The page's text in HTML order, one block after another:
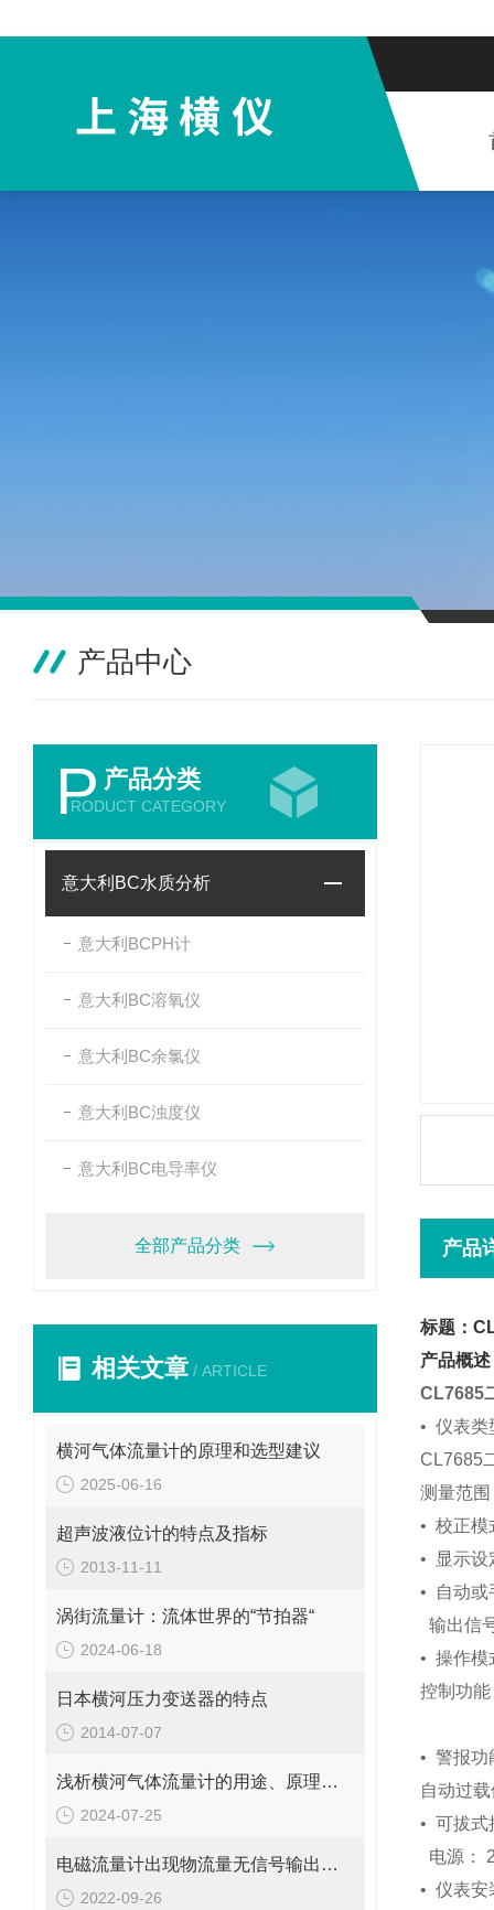
产品中心
P 产品分类
RODUCT CATEGORY
意大利BC水质分析
意大利BCPH计
意大利BC溶氧仪
意大利BC余氯仪
意大利BC浊度仪
意大利BC电导率仪
全部产品分类
相关文章 / ARTICLE
横河气体流量计的原理和选型建议
2025-06-16
超声波液位计的特点及指标
2013-11-11
涡街流量计：流体世界的“节拍器“
2024-06-18
日本横河压力变送器的特点
2014-07-07
浅析横河气体流量计的用途、原理和使用方法
2024-07-25
电磁流量计出现物流量无信号输出问题应这样解决
2022-09-26
产品
标题：
产品概述
CL7685
• 仪表类
CL7685
测量范
• 校正模
•
显示设
•
自动或
输出信
• 操作模
控制功
• 警报功
自动过
• 可拔式
电源：
• 仪表安